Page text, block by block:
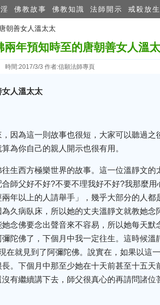
佛教故事 佛教知識 法師開示 戒殺放生
朝善女人溫太太
兩年預知時至的唐朝善女人溫
時間:2017/3/3 作者:信願法師專頁
女人溫太太
因為這一則故事也很短，大家可以聽過
為你自己的親人開示也很有用。
生西方極樂世界的故事。這一位溫靜文的
師父好不好?不要不理我好不好?我那麼用
年以上的人請舉手」，幾乎大部分的人都
久病臥床，所以她的丈夫溫靜文就教她
念佛要念出聲音來不容易，所以她每天默
陀佛了，下個月中我一定往生。這時候溫
在就見到了阿彌陀佛。說實在，如果以這
。下個月中那至少她在十天前甚至十五天
有繼續講下去，師父很真心的再請問諸位